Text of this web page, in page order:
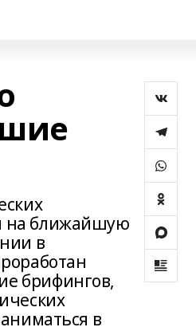
на ближайшую
в
брифингов,
в